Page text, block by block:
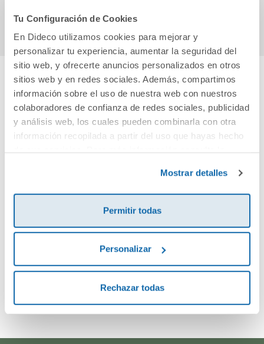
Tu Configuración de Cookies
En Dideco utilizamos cookies para mejorar y
personalizar tu experiencia, aumentar la seguridad del
sitio web, y ofrecerte anuncios personalizados en otros
sitios web y en redes sociales. Además, compartimos
información sobre el uso de nuestra web con nuestros
colaboradores de confianza de redes sociales, publicidad
y análisis web, los cuales pueden combinarla con otra
información recopilada a partir del uso que hayas hecho
Mostrar detalles
Permitir todas
Personalizar
Rechazar todas
Cuéntanos tu opinión
¡Sé el primero en valorar este producto!
Debes iniciar sesión para poder valorarlo
Envía tu opinión